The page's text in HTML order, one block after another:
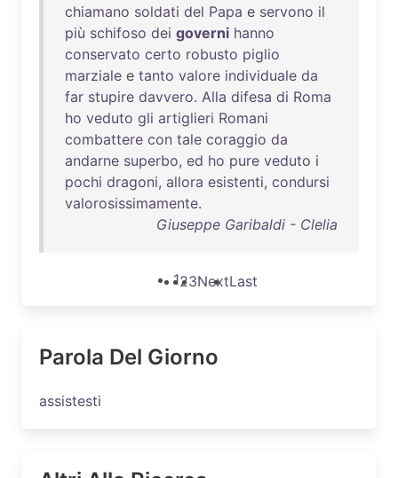
chiamano soldati del Papa e servono il
più schifoso dei governi hanno
conservato certo robusto piglio
marziale e tanto valore individuale da
far stupire davvero. Alla difesa di Roma
ho veduto gli artiglieri Romani
combattere con tale coraggio da
andarne superbo, ed ho pure veduto i
pochi dragoni, allora esistenti, condursi
valorosissimamente.
Giuseppe Garibaldi - Clelia
123NextLast
Parola Del Giorno
assistesti